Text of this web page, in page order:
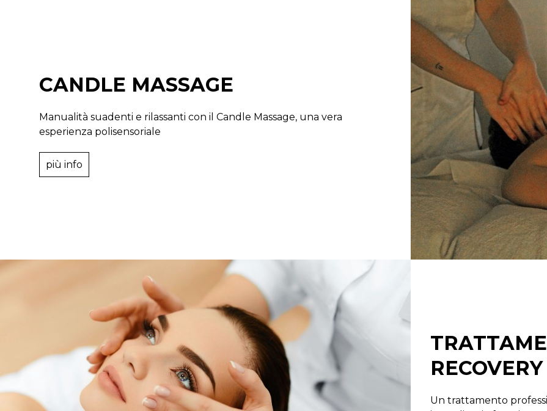
CANDLE MASSAGE
Manualità suadenti e rilassanti con il Candle Massage, una vera
esperienza polisensoriale
più info
Un trattamento